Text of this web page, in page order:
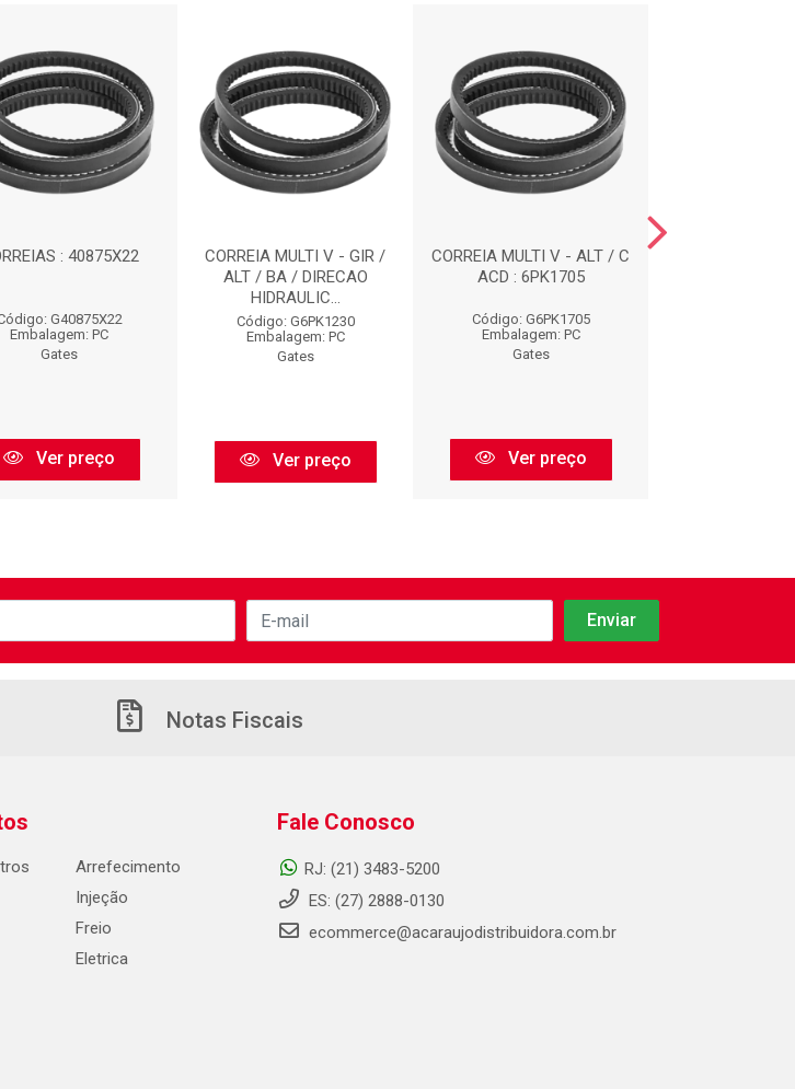
: 40875X22
G40875X22
Embalagem: PC
Gates
Ver preço
CORREIA MULTI V - GIR /
ALT / BA / DIRECAO
HIDRAULIC...
Código: G6PK1230
Embalagem: PC
Gates
Ver preço
CORREIA MULTI V - ALT / C
ACD : 6PK1705
Código: G6PK1705
Embalagem: PC
Gates
Ver preço
Notas Fiscais
Arrefecimento
Injeção
Freio
Eletrica
Fale Conosco
RJ: (21) 3483-5200
ES: (27) 2888-0130
ecommerce@acaraujodistribuidora.com.br